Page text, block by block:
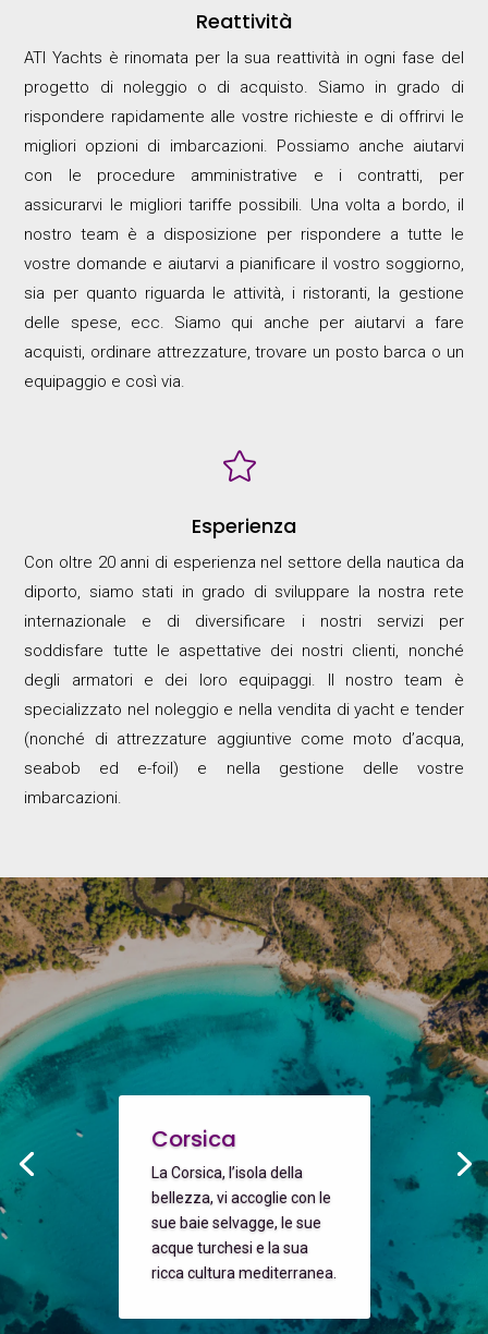
Reattività
ATI Yachts è rinomata per la sua reattività in ogni fase del
progetto di noleggio o di acquisto. Siamo in grado di
rispondere rapidamente alle vostre richieste e di offrirvi le
migliori opzioni di imbarcazioni. Possiamo anche aiutarvi
con le procedure amministrative e i contratti, per
assicurarvi le migliori tariffe possibili. Una volta a bordo, il
nostro team è a disposizione per rispondere a tutte le
vostre domande e aiutarvi a pianificare il vostro soggiorno,
sia per quanto riguarda le attività, i ristoranti, la gestione
delle spese, ecc. Siamo qui anche per aiutarvi a fare
acquisti, ordinare attrezzature, trovare un posto barca o un
equipaggio e così via.

Esperienza
Con oltre 20 anni di esperienza nel settore della nautica da
diporto, siamo stati in grado di sviluppare la nostra rete
internazionale e di diversificare i nostri servizi per
soddisfare tutte le aspettative dei nostri clienti, nonché
degli armatori e dei loro equipaggi. Il nostro team è
specializzato nel noleggio e nella vendita di yacht e tender
(nonché di attrezzature aggiuntive come moto d’acqua,
seabob ed e-foil) e nella gestione delle vostre
imbarcazioni.
Corsica
La Corsica, l’isola della
bellezza, vi accoglie con le
sue baie selvagge, le sue
acque turchesi e la sua
ricca cultura mediterranea.